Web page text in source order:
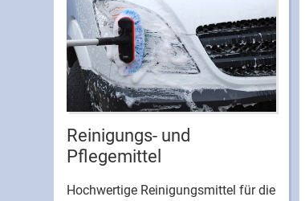
Reinigungs- und
Pflegemittel
Hochwertige Reinigungsmittel für die